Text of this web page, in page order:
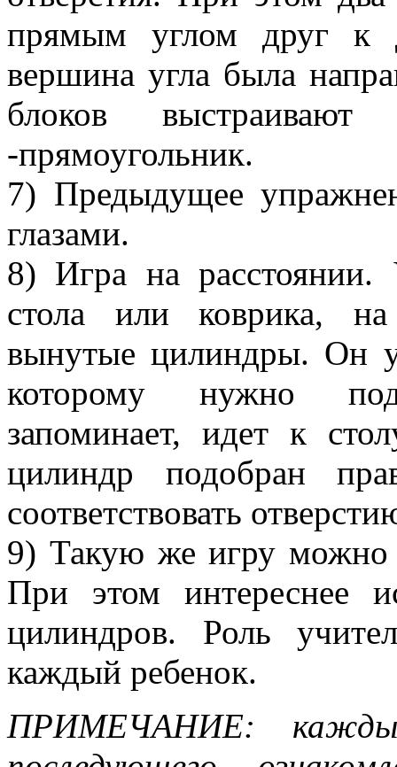
прямым углом друг к
вершина угла была
блоков
-прямоугольник.
7) Предыдущее
глазами.
8) Игра на расстоянии.
стола или коврика,
вынутые цилиндры. Он
которому нужно
запоминает, идет к
цилиндр подобран
соответствовать
9) Такую же игру можно
При этом интереснее
цилиндров. Роль
каждый ребенок.
ПРИМЕЧАНИЕ: